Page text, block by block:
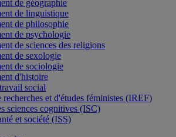
de géographie
de linguistique
de philosophie
de psychologie
de sciences des religions
de sexologie
de sociologie
d'histoire
social
recherches et d'études féministes (IREF)
sciences cognitives (ISC)
et société (ISS)